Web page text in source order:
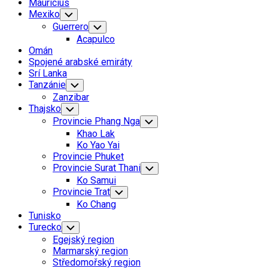
Mauricius
Mexiko Toggle
Child
Menu
Guerrero Toggle
Child
Menu
Acapulco
Omán
Spojené arabské emiráty
Srí Lanka
Tanzánie Toggle
Child
Menu
Zanzibar
Thajsko Toggle
Child
Menu
Provincie Phang Nga Toggle
Child
Khao Lak
Ko Yao Yai
Provincie Phuket
Provincie Surat Thani Toggle
Child
Ko Samui
Provincie Trat Toggle
Child
Menu
Ko Chang
Tunisko
Turecko Toggle
Child
Menu
Egejský region
Marmarský region
Středomořský region